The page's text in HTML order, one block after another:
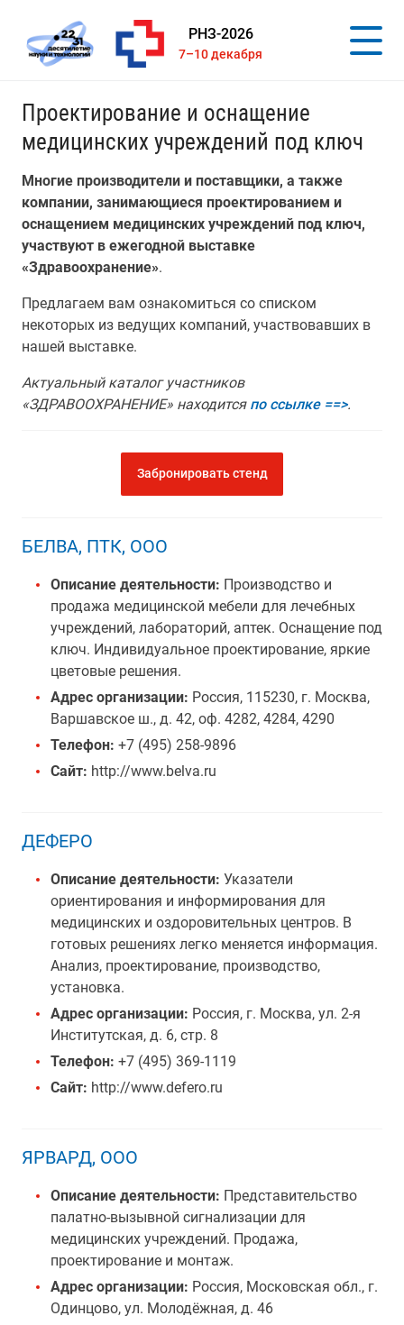
РНЗ-2026
7–10 декабря
Проектирование и оснащение
медицинских учреждений под ключ
Многие производители и поставщики, а также
компании, занимающиеся проектированием и
оснащением медицинских учреждений под ключ,
участвуют в ежегодной выставке
«Здравоохранение».
Предлагаем вам ознакомиться со списком
некоторых из ведущих компаний, участвовавших в
нашей выставке.
Актуальный каталог участников
«ЗДРАВООХРАНЕНИЕ» находится по ссылке ==>.
Забронировать стенд
БЕЛВА, ПТК, ООО
Описание деятельности: Производство и
продажа медицинской мебели для лечебных
учреждений, лабораторий, аптек. Оснащение под
ключ. Индивидуальное проектирование, яркие
цветовые решения.
Адрес организации: Россия, 115230, г. Москва,
Варшавское ш., д. 42, оф. 4282, 4284, 4290
Телефон: +7 (495) 258-9896
Сайт: http://www.belva.ru
ДЕФЕРО
Описание деятельности: Указатели
ориентирования и информирования для
медицинских и оздоровительных центров. В
готовых решениях легко меняется информация.
Анализ, проектирование, производство,
установка.
Адрес организации: Россия, г. Москва, ул. 2-я
Институтская, д. 6, стр. 8
Телефон: +7 (495) 369-1119
Сайт: http://www.defero.ru
ЯРВАРД, ООО
Описание деятельности: Представительство
палатно-вызывной сигнализации для
медицинских учреждений. Продажа,
проектирование и монтаж.
Адрес организации: Россия, Московская обл., г.
Одинцово, ул. Молодёжная, д. 46